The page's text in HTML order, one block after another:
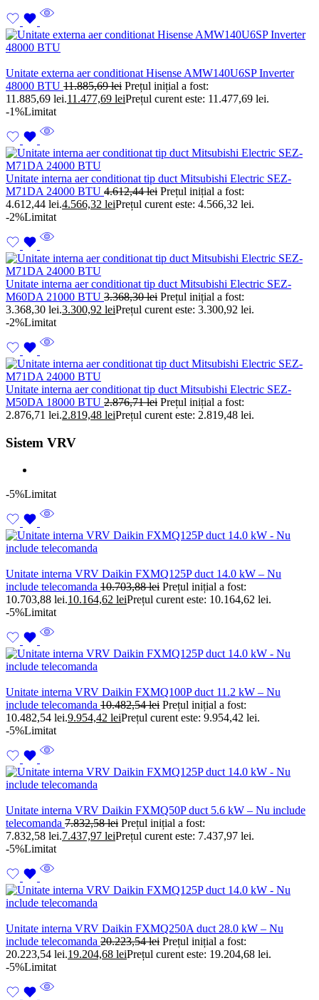
Unitate externa aer conditionat Hisense AMW140U6SP Inverter
48000 BTU 11.885,69lei Prețul inițial a fost:
11.885,69 lei.11.477,69 leiPrețul curent este: 11.477,69 lei.
-1%Limitat
Unitate interna aer conditionat tip duct Mitsubishi Electric SEZ-
M71DA 24000 BTU 4.612,44lei Prețul inițial a fost:
4.612,44 lei.4.566,32 leiPrețul curent este: 4.566,32 lei.
-2%Limitat
Unitate interna aer conditionat tip duct Mitsubishi Electric SEZ-
M60DA 21000 BTU 3.368,30lei Prețul inițial a fost:
3.368,30 lei.3.300,92 leiPrețul curent este: 3.300,92 lei.
-2%Limitat
Unitate interna aer conditionat tip duct Mitsubishi Electric SEZ-
M50DA 18000 BTU 2.876,71lei Prețul inițial a fost:
2.876,71 lei.2.819,48 leiPrețul curent este: 2.819,48 lei.
Sistem VRV
-5%Limitat
Unitate interna VRV Daikin FXMQ125P duct 14.0 kW – Nu
include telecomanda 10.703,88lei Prețul inițial a fost:
10.703,88 lei.10.164,62 leiPrețul curent este: 10.164,62 lei.
-5%Limitat
Unitate interna VRV Daikin FXMQ100P duct 11.2 kW – Nu
include telecomanda 10.482,54lei Prețul inițial a fost:
10.482,54 lei.9.954,42 leiPrețul curent este: 9.954,42 lei.
-5%Limitat
Unitate interna VRV Daikin FXMQ50P duct 5.6 kW – Nu include
telecomanda 7.832,58lei Prețul inițial a fost:
7.832,58 lei.7.437,97 leiPrețul curent este: 7.437,97 lei.
-5%Limitat
Unitate interna VRV Daikin FXMQ250A duct 28.0 kW – Nu
include telecomanda 20.223,54lei Prețul inițial a fost:
20.223,54 lei.19.204,68 leiPrețul curent este: 19.204,68 lei.
-5%Limitat